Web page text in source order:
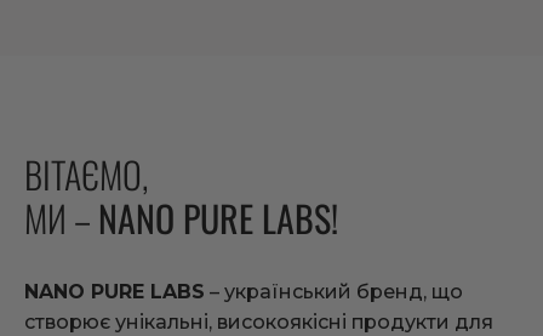
ВІТАЄМО,
МИ – NANO PURE LABS!
NANO PURE LABS – український бренд, що
створює унікальні, високоякісні продукти для